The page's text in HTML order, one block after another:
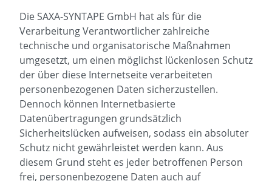
Die SAXA-SYNTAPE GmbH hat als für die
Verarbeitung Verantwortlicher zahlreiche
technische und organisatorische Maßnahmen
umgesetzt, um einen möglichst lückenlosen Schutz
der über diese Internetseite verarbeiteten
personenbezogenen Daten sicherzustellen.
Dennoch können Internetbasierte
Datenübertragungen grundsätzlich
Sicherheitslücken aufweisen, sodass ein absoluter
Schutz nicht gewährleistet werden kann. Aus
diesem Grund steht es jeder betroffenen Person
frei, personenbezogene Daten auch auf